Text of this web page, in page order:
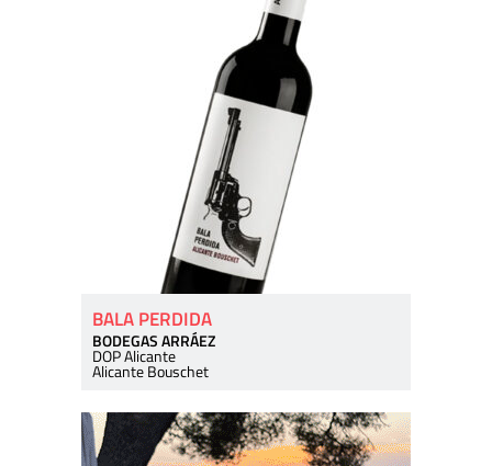
BALA PERDIDA
BODEGAS ARRÁEZ
DOP Alicante
Alicante Bouschet